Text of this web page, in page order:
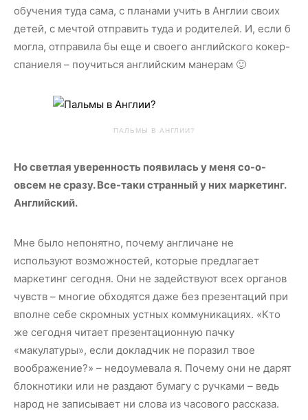
обучения туда сама, с планами учить в Англии своих
детей, с мечтой отправить туда и родителей. И, если б
могла, отправила бы еще и своего английского кокер-
спаниеля – поучиться английским манерам 🙂
ПАЛЬМЫ В АНГЛИИ?
Но светлая уверенность появилась у меня со-о-
овсем не сразу. Все-таки странный у них маркетинг.
Английский.
Мне было непонятно, почему англичане не
используют возможностей, которые предлагает
маркетинг сегодня. Они не задействуют всех органов
чувств – многие обходятся даже без презентаций при
вполне себе скромных устных коммуникациях. «Кто
же сегодня читает презентационную пачку
«макулатуры», если докладчик не поразил твое
воображение?» – недоумевала я. Почему они не дарят
блокнотики или не раздают бумагу с ручками – ведь
народ не записывает ни слова из часового рассказа.